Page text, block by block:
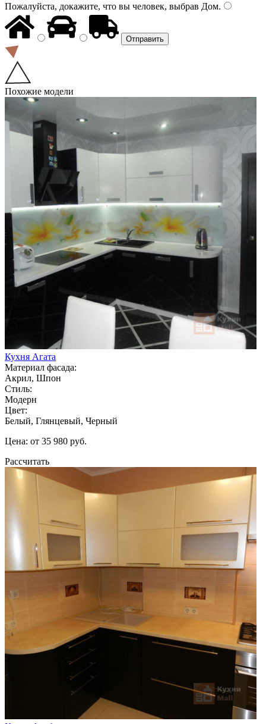
Пожалуйста, докажите, что вы человек, выбрав Дом.
Похожие модели
Кухня Агата
Материал фасада:
Акрил, Шпон
Стиль:
Модерн
Цвет:
Белый, Глянцевый, Черный
Цена: от 35 980 руб.
Рассчитать